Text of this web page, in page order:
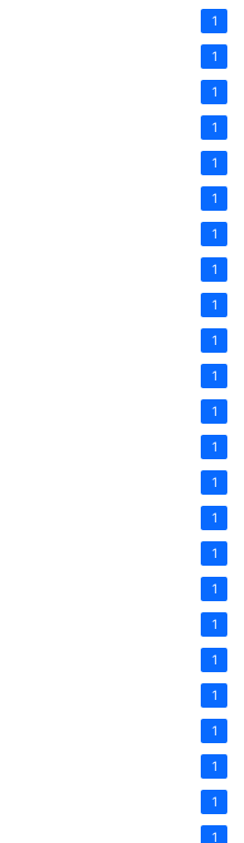
1
1
1
1
1
1
1
1
1
1
1
1
1
1
1
1
1
1
1
1
1
1
1
1